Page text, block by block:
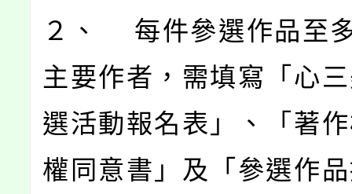
２、 每件參選作品至
主要作者，需填寫「心
選活動報名表」、「著
權同意書」及「參選作